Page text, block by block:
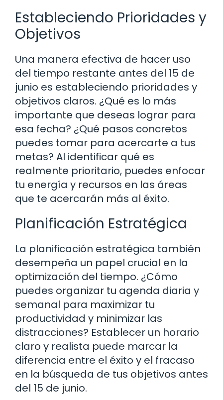
Estableciendo Prioridades y
Objetivos
Una manera efectiva de hacer uso
del tiempo restante antes del 15 de
junio es estableciendo prioridades y
objetivos claros. ¿Qué es lo más
importante que deseas lograr para
esa fecha? ¿Qué pasos concretos
puedes tomar para acercarte a tus
metas? Al identificar qué es
realmente prioritario, puedes enfocar
tu energía y recursos en las áreas
que te acercarán más al éxito.
Planificación Estratégica
La planificación estratégica también
desempeña un papel crucial en la
optimización del tiempo. ¿Cómo
puedes organizar tu agenda diaria y
semanal para maximizar tu
productividad y minimizar las
distracciones? Establecer un horario
claro y realista puede marcar la
diferencia entre el éxito y el fracaso
en la búsqueda de tus objetivos antes
del 15 de junio.